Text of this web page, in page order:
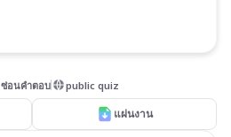
ซ่อนคำตอบ public quiz
แผ่นงาน